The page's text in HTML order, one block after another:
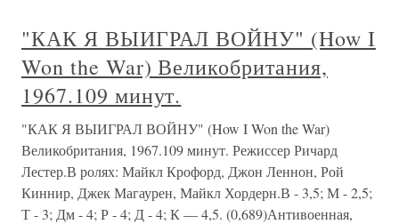
"КАК Я ВЫИГРАЛ ВОЙНУ" (How I
Won the War) Великобритания,
1967.109 минут.
"КАК Я ВЫИГРАЛ ВОЙНУ" (How I Won the War)
Великобритания, 1967.109 минут. Режиссер Ричард
Лестер.В ролях: Майкл Крофорд, Джон Леннон, Рой
Киннир, Джек Магаурен, Майкл Хордерн.В - 3,5; М - 2,5;
Т - 3; Дм - 4; Р - 4; Д - 4; К — 4,5. (0,689)Антивоенная,